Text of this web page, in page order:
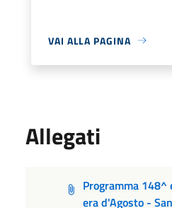
VAI ALLA PAGINA
Allegati
Programma 148^
era d'Agosto -